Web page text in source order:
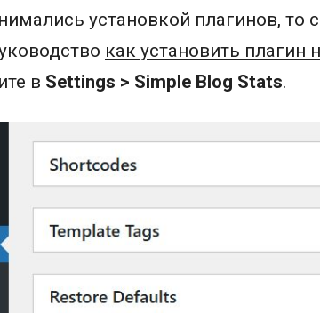
установкой плагинов, то
как установить плагин
в Settings > Simple Blog Stats.